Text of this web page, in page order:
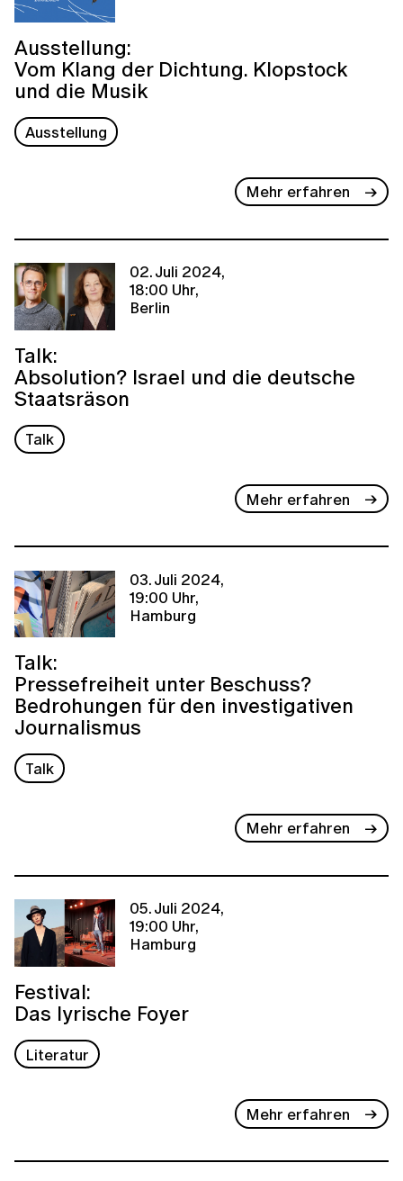
Ausstellung:
Vom Klang der Dichtung. Klopstock
und die Musik
Ausstellung
Mehr erfahren
02. Juli 2024,
18:00 Uhr,
Berlin
Talk:
Absolution? Israel und die deutsche
Staatsräson
Talk
Mehr erfahren
03. Juli 2024,
19:00 Uhr,
Hamburg
Talk:
Pressefreiheit unter Beschuss?
Bedrohungen für den investigativen
Journalismus
Talk
Mehr erfahren
05. Juli 2024,
19:00 Uhr,
Hamburg
Festival:
Das lyrische Foyer
Literatur
Mehr erfahren